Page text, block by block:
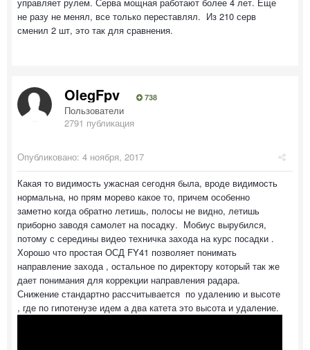
не разу не менял, все только переставлял. Из 210 серв
сменил 2 шт, это так для сравнения.
OlegFpv 738
Пользователи
2791 публикация
Опубликовано: 4 ноября, 2017
Какая то видимость ужасная сегодня была, вроде видимость
нормальна, но прям морево какое то, причем особенно
заметно когда обратно летишь, полосы не видно, летишь
приборно заводя самолет на посадку. Мобиус вырубился,
потому с середины видео техничка захода на курс посадки .
Хорошо что простая ОСД FY41 позволяет понимать
направление захода , остальное по директору который так же
дает понимания для коррекции направления радара.
Снижение стандартно рассчитывается по удалению и высоте
, где по гипотенузе идем а два катета это высота и удаление.